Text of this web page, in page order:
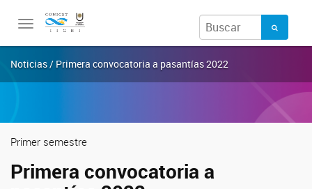
Toggle
Noticias / Primera convocatoria a pasantías 2022
Primer semestre
Primera convocatoria a